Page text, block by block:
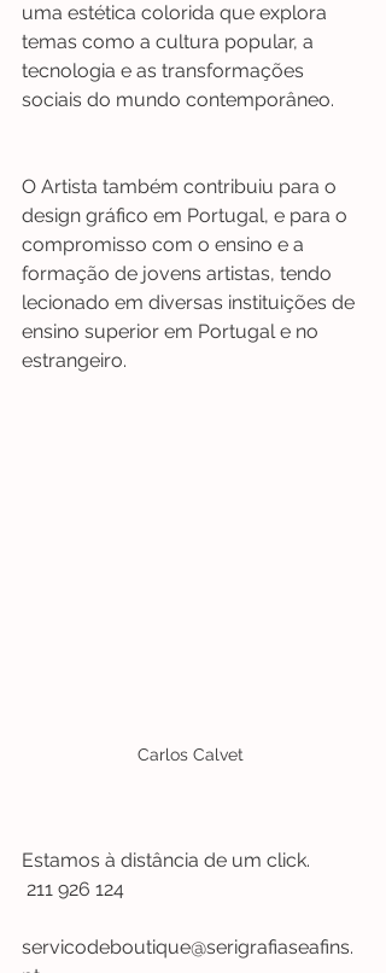
uma estética colorida que explora
temas como a cultura popular, a
tecnologia e as transformações
sociais do mundo contemporâneo.
O Artista também contribuiu para o
design gráfico em Portugal, e para o
compromisso com o ensino e a
formação de jovens artistas, tendo
lecionado em diversas instituições de
ensino superior em Portugal e no
estrangeiro.
Carlos Calvet
Estamos à distância de um click.
211 926 124
servicodeboutique@serigrafiaseafins.